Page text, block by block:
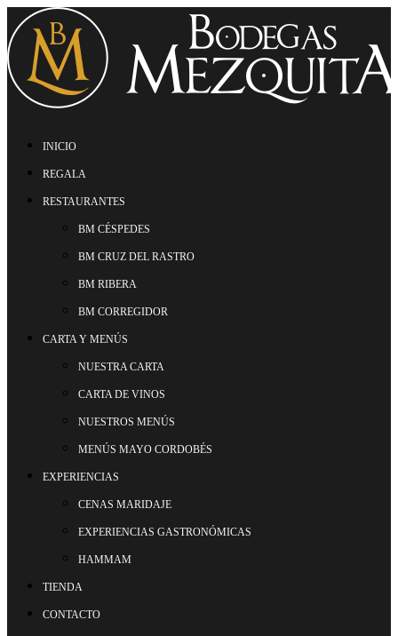
INICIO
REGALA
RESTAURANTES
BM CÉSPEDES
BM CRUZ DEL RASTRO
BM RIBERA
BM CORREGIDOR
CARTA Y MENÚS
NUESTRA CARTA
CARTA DE VINOS
NUESTROS MENÚS
MENÚS MAYO CORDOBÉS
EXPERIENCIAS
CENAS MARIDAJE
EXPERIENCIAS GASTRONÓMICAS
HAMMAM
TIENDA
CONTACTO